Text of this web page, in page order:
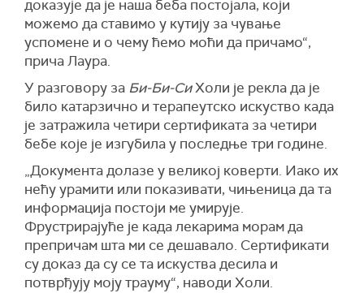
доказује да је наша беба постојала, који
можемо да ставимо у кутију за чување
успомене и о чему ћемо моћи да причамо“,
прича Лаура.
У разговору за Би-Би-СиХоли је рекла да је
било катарзично и терапеутско искуство када
је затражила четири сертификата за четири
бебе које је изгубила у последње три године.
„Документа долазе у великој коверти. Иако их
нећу урамити или показивати, чињеница да та
информација постоји ме умирује.
Фрустрирајуће је када лекарима морам да
препричам шта ми се дешавало. Сертификати
су доказ да су се та искуства десила и
потврђују моју трауму“, наводи Холи.